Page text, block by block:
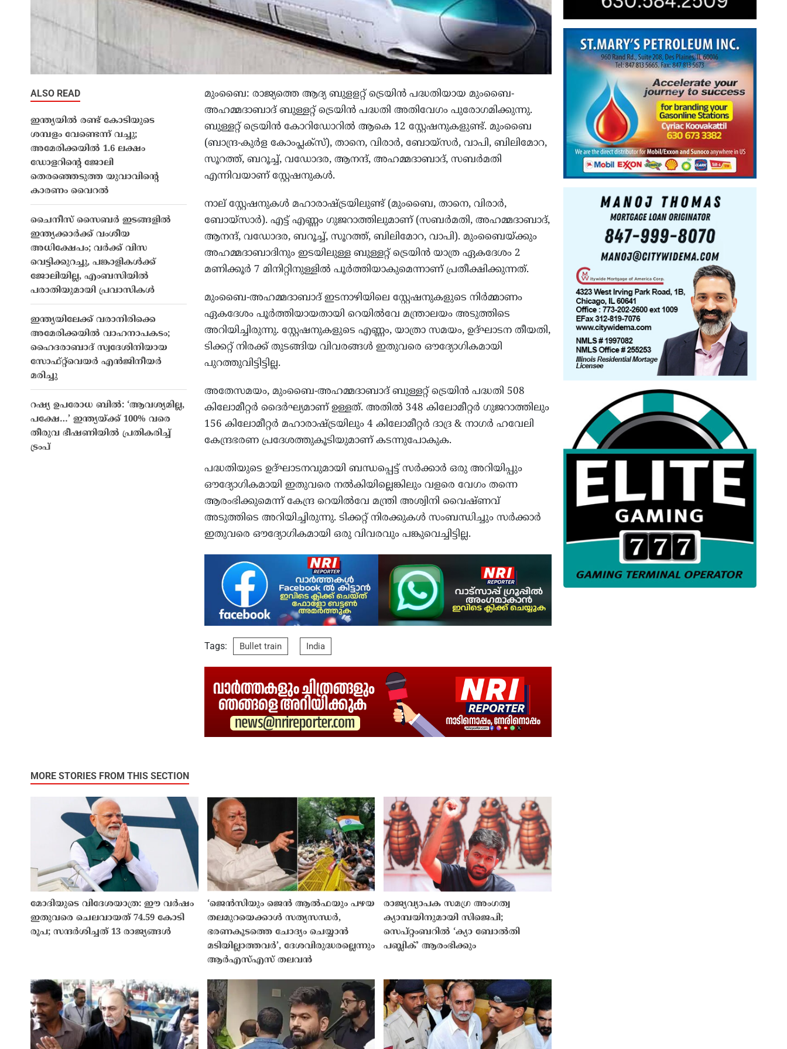
മുംബൈ: രാജ്യത്തെ ആദ്യ ബുളളറ്റ് ട്രെയിൻ പദ്ധതിയായ മുംബൈ-
അഹമ്മദാബാദ് ബുള്ളറ്റ് ട്രെയിൻ പദ്ധതി അതിവേഗം പുരോഗമിക്കുന്നു.
ബുള്ളറ്റ് ട്രെയിൻ കോറിഡോറിൽ ആകെ 12 സ്റ്റേഷനുകളുണ്ട്. മുംബൈ
(ബാന്ദ്ര-കുർള കോംപ്ലക്സ്), താനെ, വിരാർ, ബോയ്സർ, വാപി, ബിലിമോറ,
സൂറത്ത്, ബറൂച്ച്, വഡോദര, ആനന്ദ്, അഹമ്മദാബാദ്, സബർമതി
എന്നിവയാണ് സ്റ്റേഷനുകൾ.
നാല് സ്റ്റേഷനുകൾ മഹാരാഷ്ട്രയിലുണ്ട് (മുംബൈ, താനെ, വിരാർ,
ബോയ്സാർ). എട്ട് എണ്ണം ഗുജറാത്തിലുമാണ് (സബർമതി, അഹമ്മദാബാദ്,
ആനന്ദ്, വഡോദര, ബറൂച്ച്, സൂറത്ത്, ബിലിമോറ, വാപി). മുംബൈയ്ക്കും
അഹമ്മദാബാദിനും ഇടയിലുള്ള ബുള്ളറ്റ് ട്രെയിൻ യാത്ര ഏകദേശം 2
മണിക്കൂർ 7 മിനിറ്റിനുള്ളിൽ പൂർത്തിയാകുമെന്നാണ് പ്രതീക്ഷിക്കുന്നത്.
മുംബൈ-അഹമ്മദാബാദ് ഇടനാഴിയിലെ സ്റ്റേഷനുകളുടെ നിർമ്മാണം
ഏകദേശം പൂർത്തിയായതായി റെയിൽവേ മന്ത്രാലയം അടുത്തിടെ
അറിയിച്ചിരുന്നു. സ്റ്റേഷനുകളുടെ എണ്ണം, യാത്രാ സമയം, ഉദ്ഘാടന തീയതി,
ടിക്കറ്റ് നിരക്ക് തുടങ്ങിയ വിവരങ്ങൾ ഇതുവരെ ഔദ്യോഗികമായി
പുറത്തുവിട്ടിട്ടില്ല.
അതേസമയം, മുംബൈ-അഹമ്മദാബാദ് ബുള്ളറ്റ് ട്രെയിൻ പദ്ധതി 508
കിലോമീറ്റർ ദൈർഘ്യമാണ് ഉള്ളത്. അതിൽ 348 കിലോമീറ്റർ ഗുജറാത്തിലും
156 കിലോമീറ്റർ മഹാരാഷ്ട്രയിലും 4 കിലോമീറ്റർ ദാദ്ര & നാഗർ ഹവേലി
കേന്ദ്രഭരണ പ്രദേശത്തുകൂടിയുമാണ് കടന്നുപോകുക.
പദ്ധതിയുടെ ഉദ്ഘാടനവുമായി ബന്ധപ്പെട്ട് സർക്കാർ ഒരു അറിയിപ്പും
ഔദ്യോ​ഗികമായി ഇതുവരെ നൽകിയില്ലെങ്കിലും വളരെ വേഗം തന്നെ
ആരംഭിക്കുമെന്ന് കേന്ദ്ര റെയിൽവേ മന്ത്രി അശ്വിനി വൈഷ്ണവ്
അടുത്തിടെ അറിയിച്ചിരുന്നു. ടിക്കറ്റ് നിരക്കുകൾ സംബന്ധിച്ചും സർക്കാർ
ഇതുവരെ ഔദ്യോ​ഗികമായി ഒരു വിവരവും പങ്കുവെച്ചിട്ടില്ല.
Tags: Bullet train India
ALSO READ
ഇന്ത്യയിൽ രണ്ട് കോടിയുടെ
ശമ്പളം വേണ്ടെന്ന് വച്ചു;
അമേരിക്കയിൽ 1.6 ലക്ഷം
ഡോളറിന്റെ ജോലി
തെരഞ്ഞെടുത്ത യുവാവിന്റെ
കാരണം വൈറൽ
ചൈനീസ് സൈബർ ഇടങ്ങളിൽ
ഇന്ത്യക്കാർക്ക് വംശീയ
അധിക്ഷേപം; വർക്ക് വിസ
വെട്ടിക്കുറച്ചു, പങ്കാളികൾക്ക്
ജോലിയില്ല, എംബസിയിൽ
പരാതിയുമായി പ്രവാസികൾ
ഇന്ത്യയിലേക്ക് വരാനിരിക്കെ
അമേരിക്കയിൽ വാഹനാപകടം;
ഹൈദരാബാദ് സ്വദേശിനിയായ
സോഫ്റ്റ്‌വെയർ എൻജിനീയർ
മരിച്ചു
റഷ്യ ഉപരോധ ബിൽ: ‘ആവശ്യമില്ല,
പക്ഷേ…’ ഇന്ത്യയ്ക്ക് 100% വരെ
തീരുവ ഭീഷണിയിൽ പ്രതികരിച്ച്
ട്രംപ്
MORE STORIES FROM THIS SECTION
മോദിയുടെ വിദേശയാത്ര: ഈ വർഷം
ഇതുവരെ ചെലവായത് 74.59 കോടി
രൂപ; സന്ദർശിച്ചത് 13 രാജ്യങ്ങൾ
‘ജെൻസിയും ജെൻ ആൽഫയും പഴയ
തലമുറയെക്കാൾ സത്യസന്ധർ,
ഭരണകൂടത്തെ ചോദ്യം ചെയ്യാൻ
മടിയില്ലാത്തവർ’, ദേശവിരുദ്ധരല്ലെന്നും
ആർഎസ്എസ് തലവൻ
രാജ്യവ്യാപക സമഗ്ര അംഗത്വ
ക്യാമ്പയിനുമായി സിജെപി;
സെപ്റ്റംബറിൽ ‘ക്യാ ബോൽതി
പബ്ലിക്’ ആരംഭിക്കും